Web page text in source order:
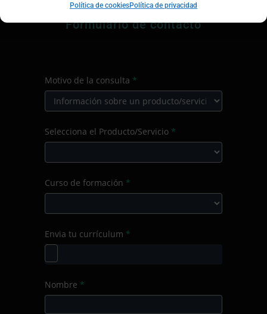
Política de cookiesPolítica de privacidad
Formulario de contacto
CONTACTO
PRINCIPAL
Motivo de la consulta *
de
Selecciona el Producto/Servicio *
Producto/Servicio
Curso de formación *
Envia tu currículum *
Nombre *